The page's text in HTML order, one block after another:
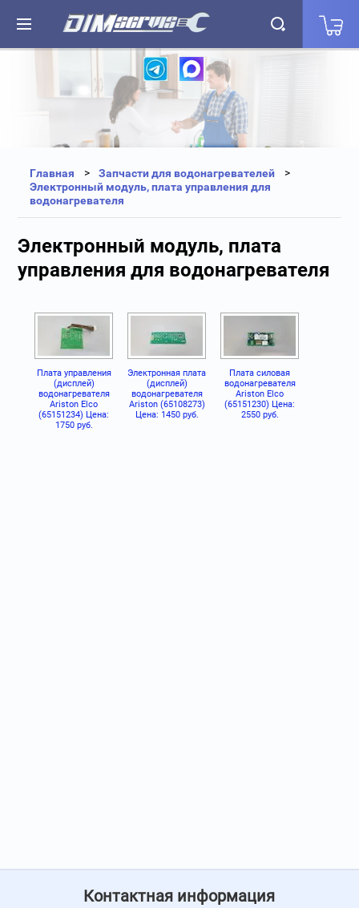
+7(812) 323-87-27
+7(812) 327-25-35
Главная
Запчасти для водонагревателей
Электронный модуль, плата управления для
водонагревателя
Электронный модуль, плата
управления для водонагревателя
Плата управления
(дисплей)
водонагревателя
Ariston Elco
(65151234) Цена:
1750 руб.
Электронная плата
(дисплей)
водонагревателя
Ariston (65108273)
Цена: 1450 руб.
Плата силовая
водонагревателя
Ariston Elco
(65151230) Цена:
2550 руб.
Контактная информация